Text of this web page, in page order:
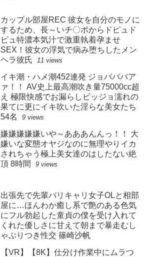
カップル部屋REC 彼女を自分のモノに
するため、長～いチ〇ポからドピュド
ピュ特濃本気汁で激重執着孕ませ
SEX！彼女の浮気で病み堕ちしたメン
ヘラ彼氏
11 views
イキ潮・ハメ潮452連発 ジョバババア
ァ！！ AV史上最高潮吹き量75000cc超
え 極限快感でお漏らしビッジョ濡れの
果てに更にイキ吹いた淫らな美女たち
54名
9 views
嫌嫌嫌嫌嫌いや～あああんんっ！！ 大
嫌いな変態オヤジなのに無理やりイカ
されちゃう極上美女達のはしたない絶
頂 8時間
9 views
出張先で先輩バリキャリ女子OLと相部
屋に…ほんわか癒し系で艶のある色気
にフル勃起した童貞の僕を受け入れて
くれた優しさに甘えて朝まで暴走むし
ゃぶりつき性交 篠崎沙帆
【VR】【8K】仕分け作業中にムラつ